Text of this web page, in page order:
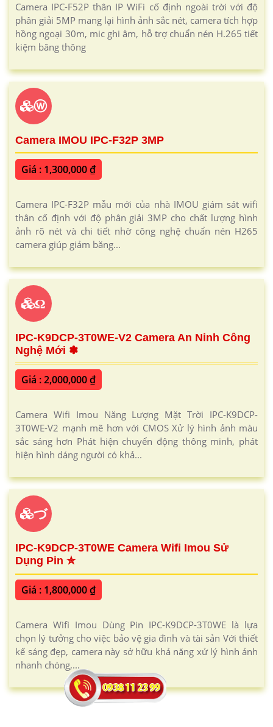
Camera IPC-F52P thân IP WiFi cố định ngoài trời với độ
phân giải 5MP mang lại hình ảnh sắc nét, camera tích hợp
hồng ngoại 30m, mic ghi âm, hỗ trợ chuẩn nén H.265 tiết
kiệm băng thông
ⓦ
Camera IMOU IPC-F32P 3MP
Giá : 1,300,000 ₫
Camera IPC-F32P mẫu mới của nhà IMOU giám sát wifi
thân cố định với độ phân giải 3MP cho chất lượng hình
ảnh rõ nét và chi tiết nhờ công nghệ chuẩn nén H265
camera giúp giảm băng...
Ω
IPC-K9DCP-3T0WE-V2 Camera An Ninh Công
Nghệ Mới ✽
Giá : 2,000,000 ₫
Camera Wifi Imou Năng Lượng Mặt Trời IPC-K9DCP-
3T0WE-V2 mạnh mẽ hơn với CMOS Xử lý hình ảnh màu
sắc sáng hơn Phát hiện chuyển động thông minh, phát
hiện hình dáng người có khả...
づ
IPC-K9DCP-3T0WE Camera Wifi Imou Sử
Dụng Pin ✮
Giá : 1,800,000 ₫
Camera Wifi Imou Dùng Pin IPC-K9DCP-3T0WE là lựa
chọn lý tưởng cho việc bảo vệ gia đình và tài sản Với thiết
kế sáng đẹp, camera này sở hữu khả năng xử lý hình ảnh
nhanh chóng,...